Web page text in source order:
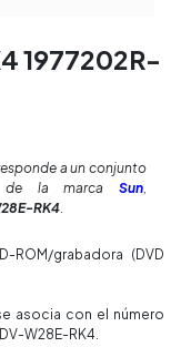
1977202R-
a un conjunto
la marcaSun,
RK4.
ROM/grabadora (DVD
asocia con el número
W28E-RK4.